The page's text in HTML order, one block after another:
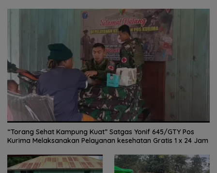
“Torang Sehat Kampung Kuat” Satgas Yonif 645/GTY Pos
Kurima Melaksanakan Pelayanan kesehatan Gratis 1 x 24 Jam